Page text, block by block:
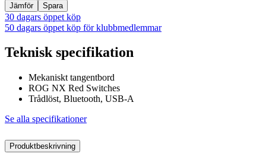
Jämför
Spara
30 dagars öppet köp
50 dagars öppet köp för klubbmedlemmar
Teknisk specifikation
Mekaniskt tangentbord
ROG NX Red Switches
Trådlöst, Bluetooth, USB-A
Se alla specifikationer
Produktbeskrivning